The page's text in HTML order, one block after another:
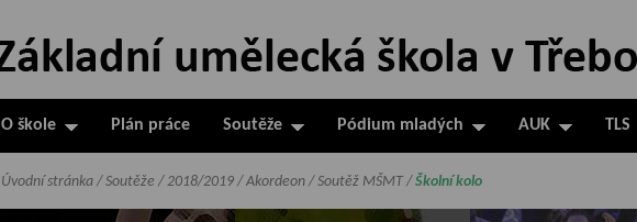
O škole Plán práce Soutěže Pódium mladých AUK TLS
Úvodní stránka / Soutěže / 2018/2019 / Akordeon / Soutěž MŠMT/ Školní kolo